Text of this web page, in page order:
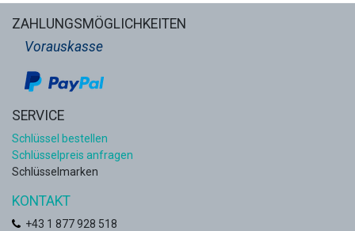
ZAHLUNGSMÖGLICHKEITEN
Vorauskasse
SERVICE
Schlüssel bestellen
Schlüsselpreis anfragen
Schlüsselmarken
KONTAKT
+43 1 877 928 518